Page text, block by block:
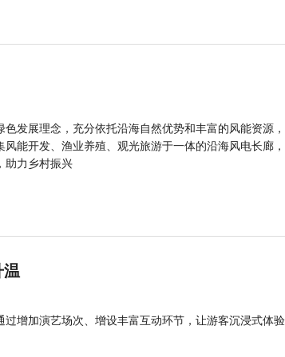
色发展理念，充分依托沿海自然优势和丰富的风能资源
风能开发、渔业养殖、观光旅游于一体的沿海风电长廊
助力乡村振兴
温
过增加演艺场次、增设丰富互动环节，让游客沉浸式体